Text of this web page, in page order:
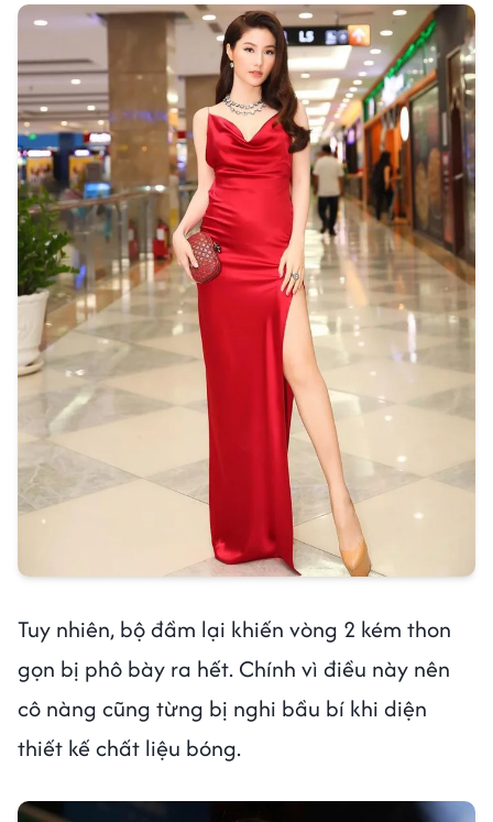
Tuy nhiên, bộ đầm lại khiến vòng 2 kém thon
gọn bị phô bày ra hết. Chính vì điều này nên
cô nàng cũng từng bị nghi bầu bí khi diện
thiết kế chất liệu bóng.